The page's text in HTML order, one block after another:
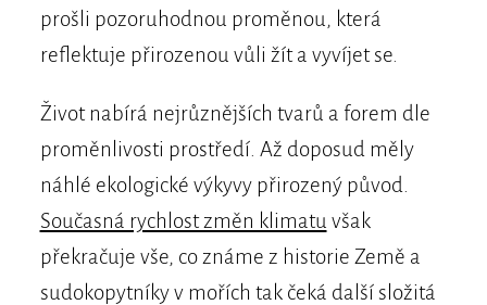
prošli pozoruhodnou proměnou, která
reflektuje přirozenou vůli žít a vyvíjet se.
Život nabírá nejrůznějších tvarů a forem dle
proměnlivosti prostředí. Až doposud měly
náhlé ekologické výkyvy přirozený původ.
Současná rychlost změn klimatu však
překračuje vše, co známe z historie Země a
sudokopytníky v mořích tak čeká další složitá